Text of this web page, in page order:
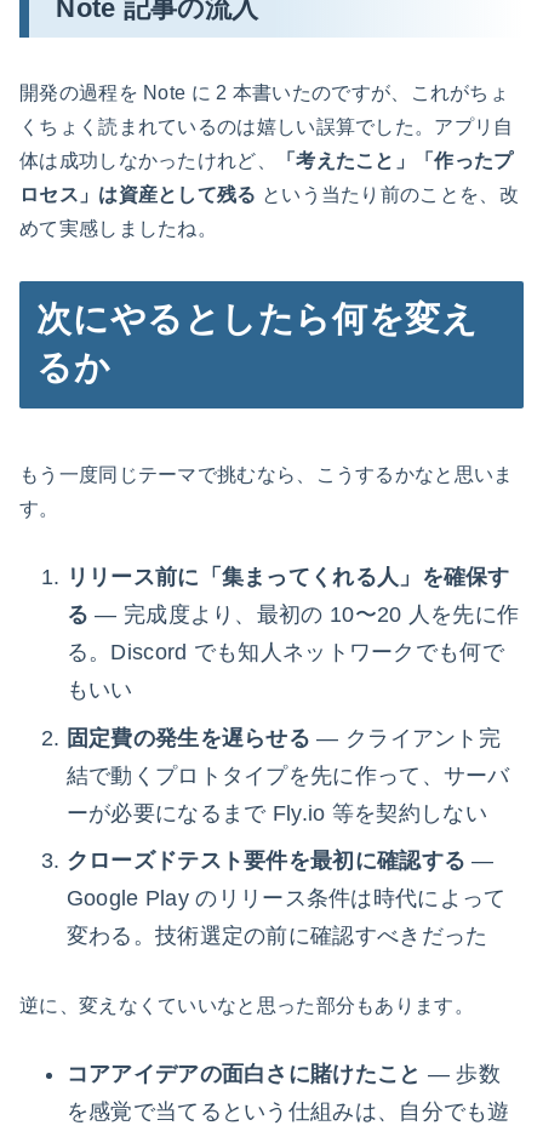
Note 記事の流入
開発の過程を Note に 2 本書いたのですが、これがちょ
くちょく読まれているのは嬉しい誤算でした。アプリ自
体は成功しなかったけれど、
「考えたこと」「作ったプ
ロセス」は資産として残る という当たり前のことを、改
めて実感しましたね。
次にやるとしたら何を変え
るか
もう一度同じテーマで挑むなら、こうするかなと思いま
す。
リリース前に「集まってくれる人」を確保す
る — 完成度より、最初の 10〜20 人を先に作
る。Discord でも知人ネットワークでも何で
もいい
固定費の発生を遅らせる — クライアント完
結で動くプロトタイプを先に作って、サーバ
ーが必要になるまで Fly.io 等を契約しない
クローズドテスト要件を最初に確認する —
Google Play のリリース条件は時代によって
変わる。技術選定の前に確認すべきだった
逆に、変えなくていいなと思った部分もあります。
コアアイデアの面白さに賭けたこと — 歩数
を感覚で当てるという仕組みは、自分でも遊